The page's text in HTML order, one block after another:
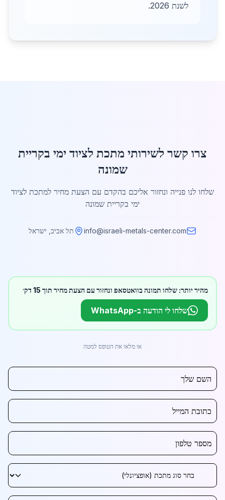
לשנת 2026.
צרו קשר לשירותי מתכת לציוד ימי בקריית
שמונה
שלחו לנו פנייה ונחזור אליכם בהקדם עם הצעת מחיר למתכת לציוד
ימי בקריית שמונה
info@israeli-metals-center.com תל אביב, ישראל
מהיר יותר: שלחו תמונה בוואטסאפ ונחזור עם הצעת מחיר תוך 15 דק׳
שלחו לי הודעה ב-WhatsApp
או מלאו את הטופס למטה